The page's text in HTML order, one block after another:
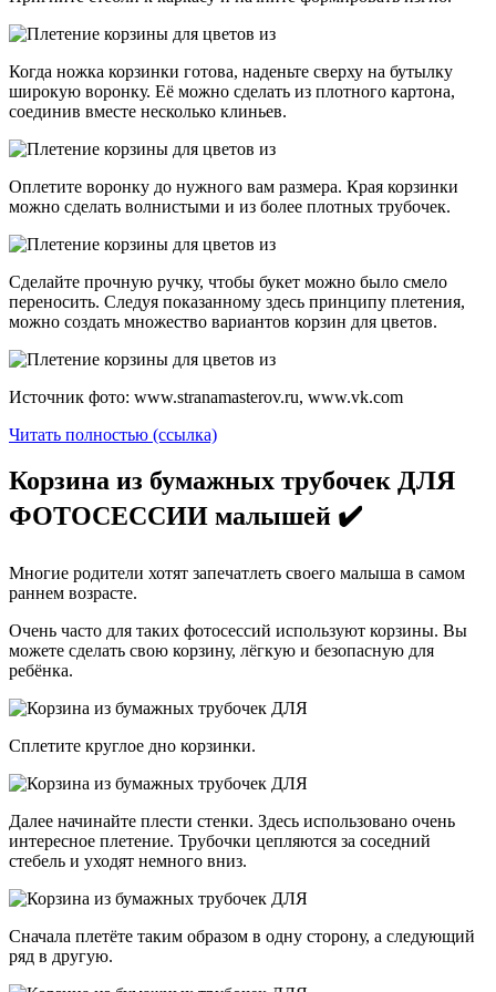
Когда ножка корзинки готова, наденьте сверху на бутылку
широкую воронку. Её можно сделать из плотного картона,
соединив вместе несколько клиньев.
Оплетите воронку до нужного вам размера. Края корзинки
можно сделать волнистыми и из более плотных трубочек.
Сделайте прочную ручку, чтобы букет можно было смело
переносить. Следуя показанному здесь принципу плетения,
можно создать множество вариантов корзин для цветов.
Источник фото: www.stranamasterov.ru, www.vk.com
Читать полностью (ссылка)
Корзина из бумажных трубочек ДЛЯ
ФОТОСЕССИИ малышей ✔️
Многие родители хотят запечатлеть своего малыша в самом
раннем возрасте.
Очень часто для таких фотосессий используют корзины. Вы
можете сделать свою корзину, лёгкую и безопасную для
ребёнка.
Сплетите круглое дно корзинки.
Далее начинайте плести стенки. Здесь использовано очень
интересное плетение. Трубочки цепляются за соседний
стебель и уходят немного вниз.
Сначала плетёте таким образом в одну сторону, а следующий
ряд в другую.